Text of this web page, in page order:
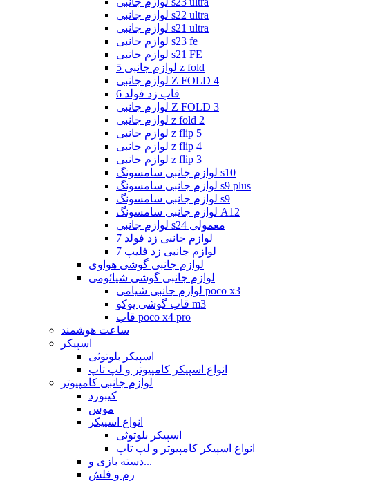
لوازم جانبی s22 ultra
لوازم جانبی s21 ultra
لوازم جانبی s23 fe
لوازم جانبی s21 FE
لوازم جانبی 5 z fold
لوازم جانبی Z FOLD 4
قاب زد فولد 6
لوازم جانبی Z FOLD 3
لوازم جانبی z fold 2
لوازم جانبی z flip 5
لوازم جانبی z flip 4
لوازم جانبی z flip 3
لوازم جانبی سامسونگ s10
لوازم جانبی سامسونگ s9 plus
لوازم جانبی سامسونگ s9
لوازم جانبی سامسونگ A12
لوازم جانبی s24 معمولی
لوازم جانبی زد فولد 7
لوازم جانبی زد فلیپ 7
لوازم جانبی گوشی هواوی
لوازم جانبی گوشی شیائومی
لوازم جانبی شیامی poco x3
قاب گوشی پوکو m3
قاب poco x4 pro
ساعت هوشمند
اسپیکر
اسپیکر بلوتوثی
انواع اسپیکر کامپیوتر و لپ تاپ
لوازم جانبی کامپیوتر
کیبورد
موس
انواع اسپیکر
اسپیکر بلوتوثی
انواع اسپیکر کامپیوتر و لپ تاپ
دسته بازی و...
رم و فلش